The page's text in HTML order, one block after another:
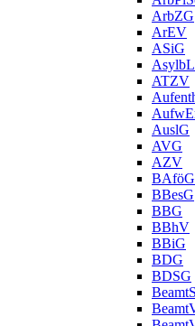
ArbZG
ArEV
ASiG
ATZV
AuslG
AVG
AZV
BAföG
BBesG
BBG
BBhV
BBiG
BDG
BDSG